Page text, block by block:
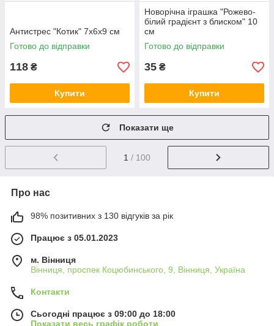
Антистрес "Котик" 7х6х9 см
Готово до відправки
118 ₴
Купити
Новорічна іграшка "Рожево-
білий градієнт з блиском" 10
см
Готово до відправки
35 ₴
Купити
Показати ще
1 / 100
Про нас
98% позитивних з 130 відгуків за рік
Працює з 05.01.2023
м. Вінниця
Вінниця, проспек Коцюбинського, 9, Вінниця, Україна
Контакти
Сьогодні працює з 09:00 до 18:00
Показати весь графік роботи